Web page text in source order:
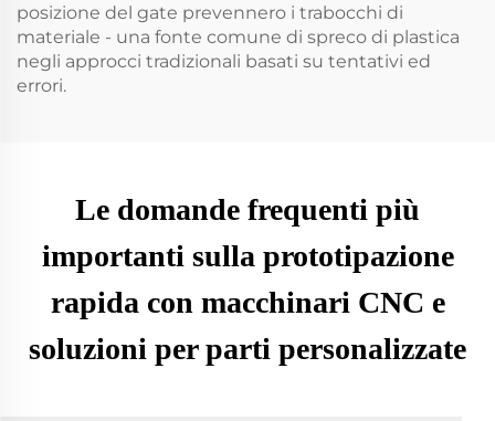
posizione del gate prevennero i trabocchi di
materiale - una fonte comune di spreco di plastica
negli approcci tradizionali basati su tentativi ed
errori.
Le domande frequenti più
importanti sulla prototipazione
rapida con macchinari CNC e
soluzioni per parti personalizzate